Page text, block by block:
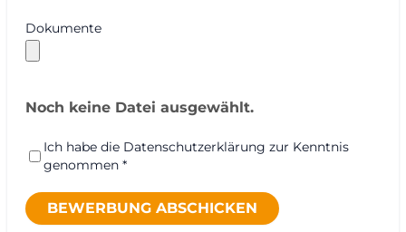
Dokumente
Noch keine Datei ausgewählt.
Ich habe die Datenschutzerklärung zur Kenntnis
genommen *
BEWERBUNG ABSCHICKEN